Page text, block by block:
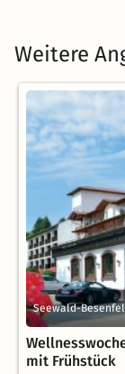
Weitere
Seewald-
mit Frühstück